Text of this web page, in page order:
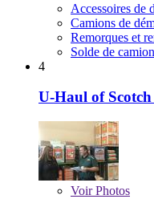
Accessoires de
Camions de
Remorques et
Solde de
4
U-Haul of
VoirPhotos